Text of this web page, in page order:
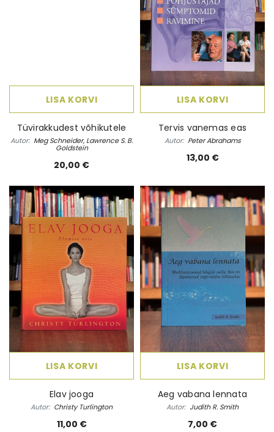
LISA KORVI
Tüvirakkudest võhikutele
Autor: Meg Schneider, Lawrence S. B.
Goldstein
20,00 €
LISA KORVI
Tervis vanemas eas
Autor: Peter Abrahams
13,00 €
LISA KORVI
Elav jooga
Autor: Christy Turlington
11,00 €
LISA KORVI
Aeg vabana lennata
Autor: Judith R. Smith
7,00 €